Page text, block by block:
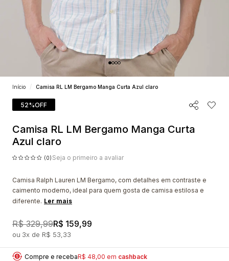
Início Camisa RL LM Bergamo Manga Curta Azul claro
52%OFF
Camisa RL LM Bergamo Manga Curta
Azul claro
(0) Seja o primeiro a avaliar
Camisa Ralph Lauren LM Bergamo, com detalhes em contraste e
caimento moderno, ideal para quem gosta de camisa estilosa e
diferente. Ler mais
R$ 329,99R$ 159,99
3x R$ 53,33
Compre e recebaR$ 48,00 em cashback